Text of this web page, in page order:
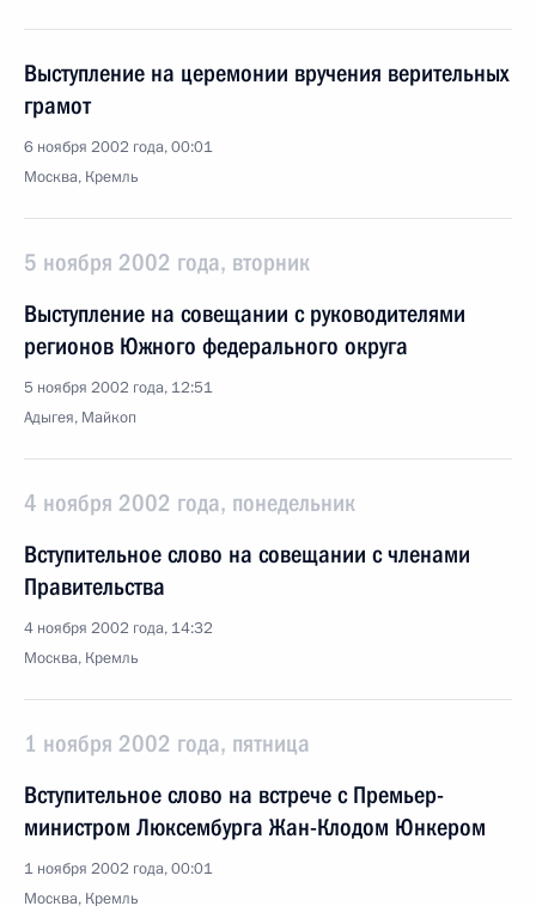
Выступление на церемонии вручения верительных
грамот
6 ноября 2002 года, 00:01
Москва, Кремль
5 ноября 2002 года, вторник
Выступление на совещании с руководителями
регионов Южного федерального округа
5 ноября 2002 года, 12:51
Адыгея, Майкоп
4 ноября 2002 года, понедельник
Вступительное слово на совещании с членами
Правительства
4 ноября 2002 года, 14:32
Москва, Кремль
1 ноября 2002 года, пятница
Вступительное слово на встрече с Премьер-
министром Люксембурга Жан-Клодом Юнкером
1 ноября 2002 года, 00:01
Москва, Кремль